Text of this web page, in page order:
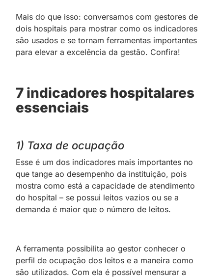
Mais do que isso: conversamos com gestores de
dois hospitais para mostrar como os indicadores
são usados e se tornam ferramentas importantes
para elevar a excelência da gestão. Confira!
7 indicadores hospitalares
essenciais
1) Taxa de ocupação
Esse é um dos indicadores mais importantes no
que tange ao desempenho da instituição, pois
mostra como está a capacidade de atendimento
do hospital – se possui leitos vazios ou se a
demanda é maior que o número de leitos.
A ferramenta possibilita ao gestor conhecer o
perfil de ocupação dos leitos e a maneira como
são utilizados. Com ela é possível mensurar a